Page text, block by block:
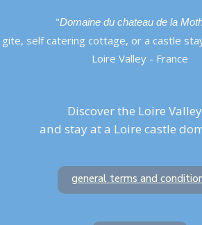
"Domaine du chateau de la
gite, self catering cottage, or a castle
Loire Valley - France
Discover the Loire
and stay at a Loire castle
general terms and